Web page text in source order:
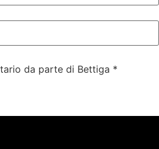
da parte di Bettiga *